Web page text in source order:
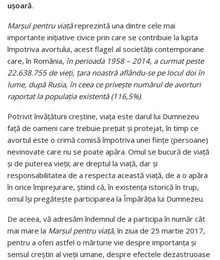
ușoară.
Marșul pentru viațăreprezintă una dintre cele mai
importante inițiative civice prin care se contribuie la lupta
împotriva avortului, acest flagel al societății contemporane
care, în România, în perioada 1958 – 2014, a curmat peste
22.638.755 de vieţi, țara noastră aflându-se pe locul doi în
lume, după Rusia, în ceea ce privește numărul de avorturi
raportat la populația existentă (116,5%).
Potrivit învățăturii creștine, viața este darul lui Dumnezeu
față de oameni care trebuie prețuit și protejat, în timp ce
avortul este o crimă comisă împotriva unei ființe (persoane)
nevinovate care nu se poate apăra. Omul se bucură de viață
și de puterea vieții; are dreptul la viață, dar și
responsabilitatea de a respecta această viață, de a o apăra
în orice împrejurare, știind că, în existența istorică în trup,
omul își pregătește participarea la Împărăția lui Dumnezeu.
De aceea, vă adresăm îndemnul de a participa în număr cât
mai mare la Marșul pentru viață, în ziua de 25 martie 2017,
pentru a oferi astfel o mărturie vie despre importanța și
sensul creștin al vieții umane, despre efectele dezastruoase